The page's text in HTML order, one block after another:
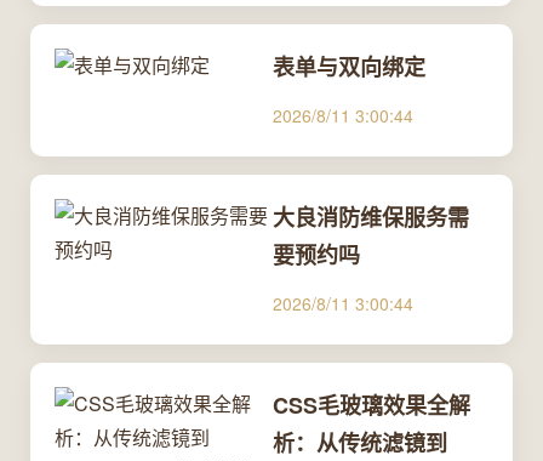
表单与双向绑定
2026/8/11 3:00:44
大良消防维保服务需
要预约吗
2026/8/11 3:00:44
CSS毛玻璃效果全解
析：从传统滤镜到